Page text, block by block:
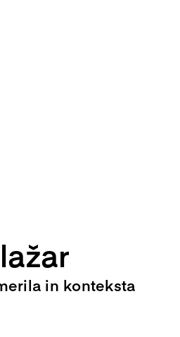
in konteksta